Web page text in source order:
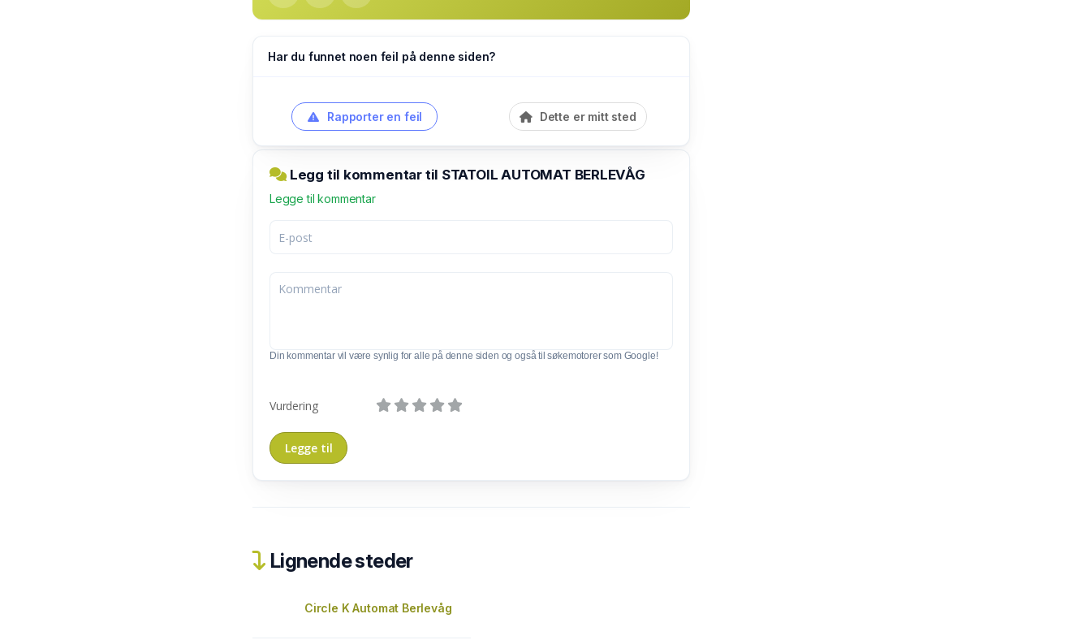
Har du funnet noen feil på denne siden?
Rapporter en feil Dette er mitt sted
Legg til kommentar til STATOIL AUTOMAT BERLEVÅG
Legge til kommentar
Din kommentar vil være synlig for alle på denne siden og også til søkemotorer som Google!
Vurdering
Lignende steder
Circle K Automat Berlevåg